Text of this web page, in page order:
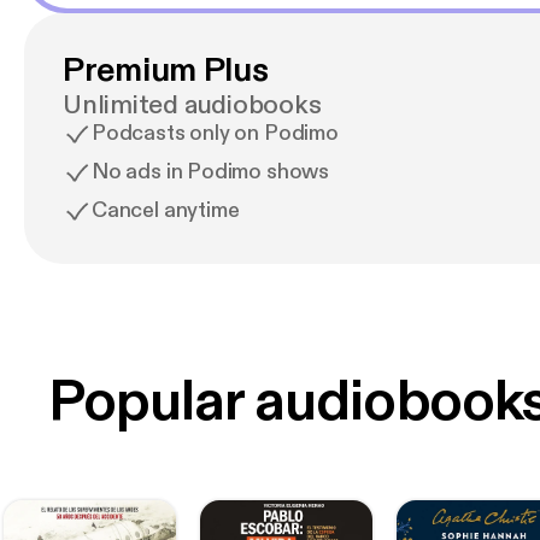
Premium Plus
Unlimited audiobooks
Podcasts only on Podimo
No ads in Podimo shows
Cancel anytime
Popular